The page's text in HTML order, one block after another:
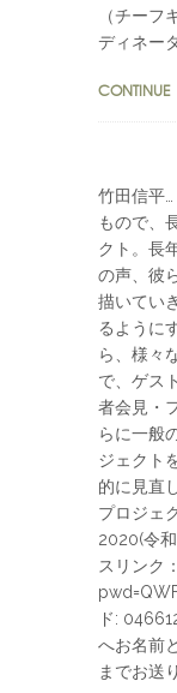
（チー
ディネー
CONTINUE
竹田信平
もので、
クト。長
の声、彼
描いてい
るように
ら、様々
で、ゲス
者会見・
らに一般
ジェクト
的に見直
プロジェ
2020(令
スリンク
ド:
へお名前
までお送